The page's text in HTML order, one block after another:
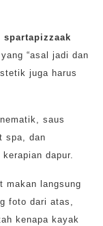
spartapizzaak
“asal jadi dan
juga harus
saus
spa, dan
dapur.
makan langsung
foto dari atas,
kenapa kayak